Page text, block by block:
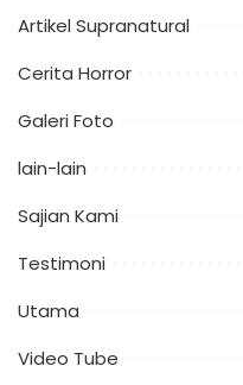
Artikel Supranatural
Cerita Horror
Galeri Foto
lain-lain
Sajian Kami
Testimoni
Utama
Video Tube